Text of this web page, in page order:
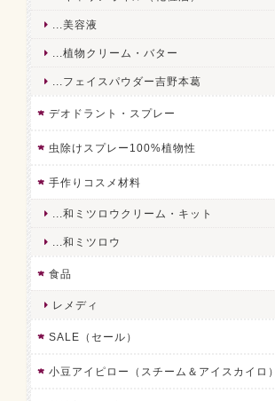
...美容液
...植物クリーム・バター
...フェイスパウダー吉野本葛
デオドラント・スプレー
虫除けスプレー100%植物性
手作りコスメ材料
...和ミツロウクリーム・キット
...和ミツロウ
食品
レメディ
SALE（セール）
小豆アイピロー（スチーム＆アイスカイロ）